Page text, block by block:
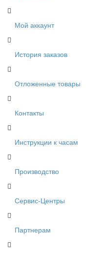
Мой аккаунт
История заказов
Отложенные товары
Контакты
Инструкции к часам
Производство
Сервис-Центры
Партнерам